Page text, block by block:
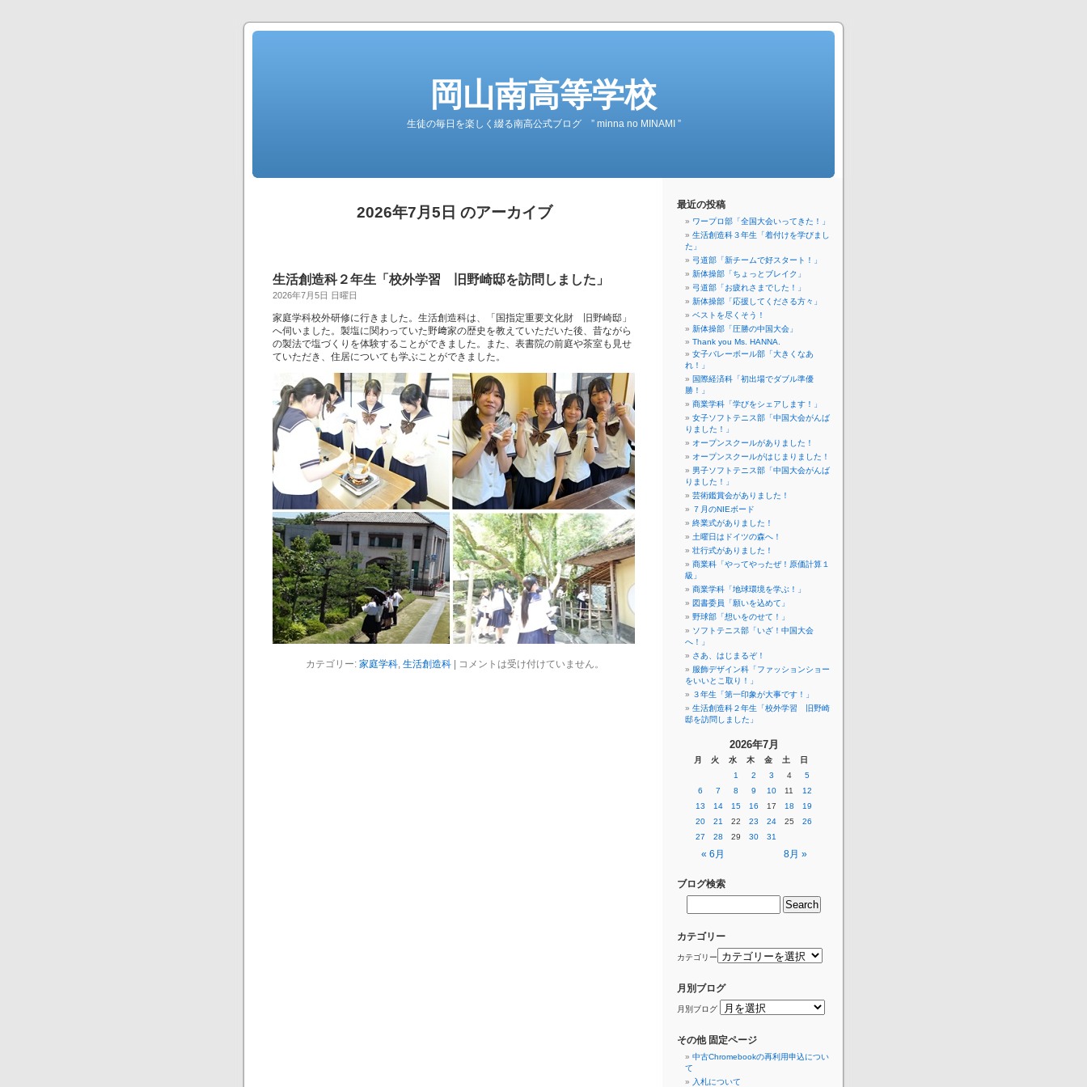
岡山南高等学校
生徒の毎日を楽しく綴る南高公式ブログ ” minna no MINAMI ”
2026年7月5日 のアーカイブ
生活創造科２年生「校外学習 旧野崎邸を訪問しました」
2026年7月5日 日曜日
家庭学科校外研修に行きました。生活創造科は、「国指定重要文化財 旧野崎邸」
へ伺いました。製塩に関わっていた野﨑家の歴史を教えていただいた後、昔ながら
の製法で塩づくりを体験することができました。また、表書院の前庭や茶室も見せ
ていただき、住居についても学ぶことができました。
カテゴリー: 家庭学科, 生活創造科| コメントは受け付けていません。
最近の投稿
ワープロ部「全国大会いってきた！」
生活創造科３年生「着付けを学びまし
た」
弓道部「新チームで好スタート！」
新体操部「ちょっとブレイク」
弓道部「お疲れさまでした！」
新体操部「応援してくださる方々」
ベストを尽くそう！
新体操部「圧勝の中国大会」
Thank you Ms. HANNA.
女子バレーボール部「大きくなあ
れ！」
国際経済科「初出場でダブル準優
勝！」
商業学科「学びをシェアします！」
女子ソフトテニス部「中国大会がんば
りました！」
オープンスクールがありました！
オープンスクールがはじまりました！
男子ソフトテニス部「中国大会がんば
りました！」
芸術鑑賞会がありました！
７月のNIEボード
終業式がありました！
土曜日はドイツの森へ！
壮行式がありました！
商業科「やってやったぜ！原価計算１
級」
商業学科「地球環境を学ぶ！」
図書委員「願いを込めて」
野球部「想いをのせて！」
ソフトテニス部「いざ！中国大会
へ！」
さあ、はじまるぞ！
服飾デザイン科「ファッションショー
をいいとこ取り！」
３年生「第一印象が大事です！」
生活創造科２年生「校外学習 旧野崎
邸を訪問しました」
2026年7月
月 火 水 木 金 土 日
« 6月 8月 »
1 2 3 4
5
6
7 8 9 10 11
12
13
14 15 16 17 18
19
20
21 22 23 24 25
26
27
28 29 30 31
ブログ検索
カテゴリー
カテゴリー
月別ブログ
月別ブログ
その他 固定ページ
中古Chromebookの再利用申込につい
て
入札について